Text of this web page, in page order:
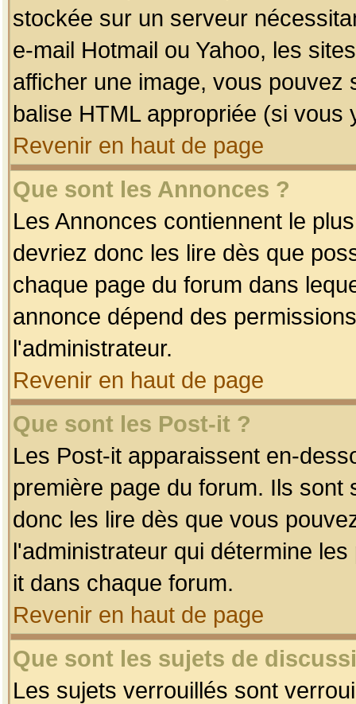
stockée sur un serveur
e-mail Hotmail ou Yahoo, les
afficher une image, vous pouvez
balise HTML appropriée (si vous
Revenir en haut de page
Que sont les Annonces ?
Les Annonces contiennent le
devriez donc les lire dès que
chaque page du forum dans
annonce dépend des
l'administrateur.
Revenir en haut de page
Que sont les Post-it ?
Les Post-it apparaissent en-
première page du forum. Ils
donc les lire dès que vous
l'administrateur qui détermine
it dans chaque forum.
Revenir en haut de page
Que sont les sujets de
Les sujets verrouillés sont